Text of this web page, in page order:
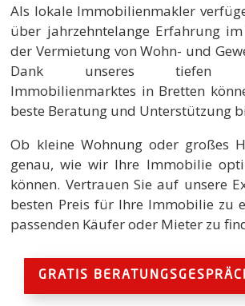
Als lokale Immobilienmakler
über jahrzehntelange Erfahrung
der Vermietung von Wohn- und
Dank unseres tiefen
Immobilienmarktes in Bretten
beste Beratung und Unterstützung
Ob kleine Wohnung oder großes
genau, wie wir Ihre Immobilie
können. Vertrauen Sie auf unsere
besten Preis für Ihre Immobilie zu
passenden Käufer oder Mieter zu
GRATIS